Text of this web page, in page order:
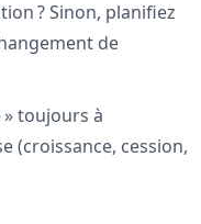
? Sinon, planifiez
de
» toujours à
(croissance, cession,